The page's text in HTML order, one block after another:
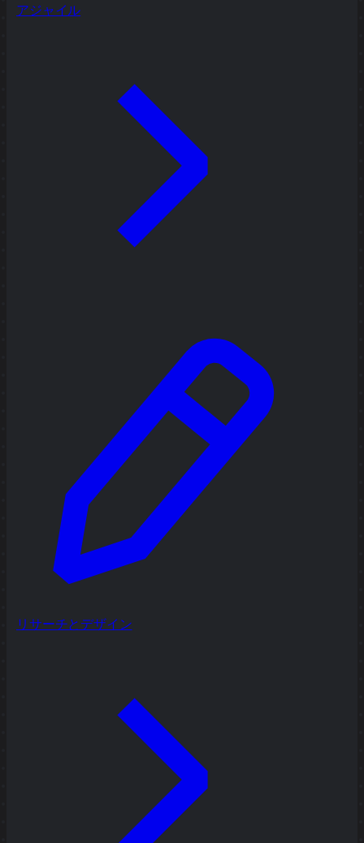
アジャイル
リサーチとデザイン